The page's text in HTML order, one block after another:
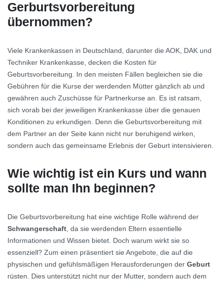
Gerburtsvorbereitung
übernommen?
Viele Krankenkassen in Deutschland, darunter die AOK, DAK und
Techniker Krankenkasse, decken die Kosten für
Geburtsvorbereitung. In den meisten Fällen begleichen sie die
Gebühren für die Kurse der werdenden Mütter gänzlich ab und
gewähren auch Zuschüsse für Partnerkurse an. Es ist ratsam,
sich vorab bei der jeweiligen Krankenkasse über die genauen
Konditionen zu erkundigen. Denn die Geburtsvorbereitung mit
dem Partner an der Seite kann nicht nur beruhigend wirken,
sondern auch das gemeinsame Erlebnis der Geburt intensivieren.
Wie wichtig ist ein Kurs und wann
sollte man Ihn beginnen?
Die Geburtsvorbereitung hat eine wichtige Rolle während der
Schwangerschaft, da sie werdenden Eltern essentielle
Informationen und Wissen bietet. Doch warum wirkt sie so
essenziell? Zum einen präsentiert sie Angebote, die auf die
physischen und gefühlsmäßigen Herausforderungen der Geburt
rüsten. Dies unterstützt nicht nur der Mutter, sondern auch dem